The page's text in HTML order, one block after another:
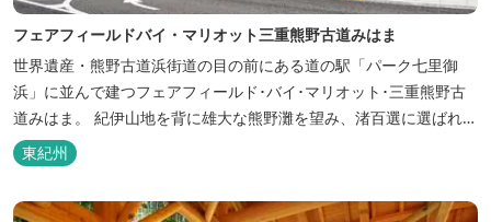
フェアフィールドバイ・マリオット三重熊野古道みはま
世界遺産・熊野古道浜街道の目の前にある道の駅「パーク七里御
浜」に並んで建つフェアフィールド･バイ･マリオット･三重熊野古
道みはま。 紀伊山地を背に雄大な熊野灘を望み、渚百選に選ばれた
七里御浜海岸などの美しい自然が広がります。一年を通して暖かで
過ごしやすく、季節を通じて穫れる数々の品種のみかんをはじめ、
豊富な畑の幸や海の幸を堪能していただけます。 風光明媚な御浜を
東紀州